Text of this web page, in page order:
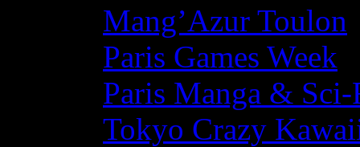
Mang’Azur Toulon
Paris Games Week
Paris Manga &
Tokyo Crazy